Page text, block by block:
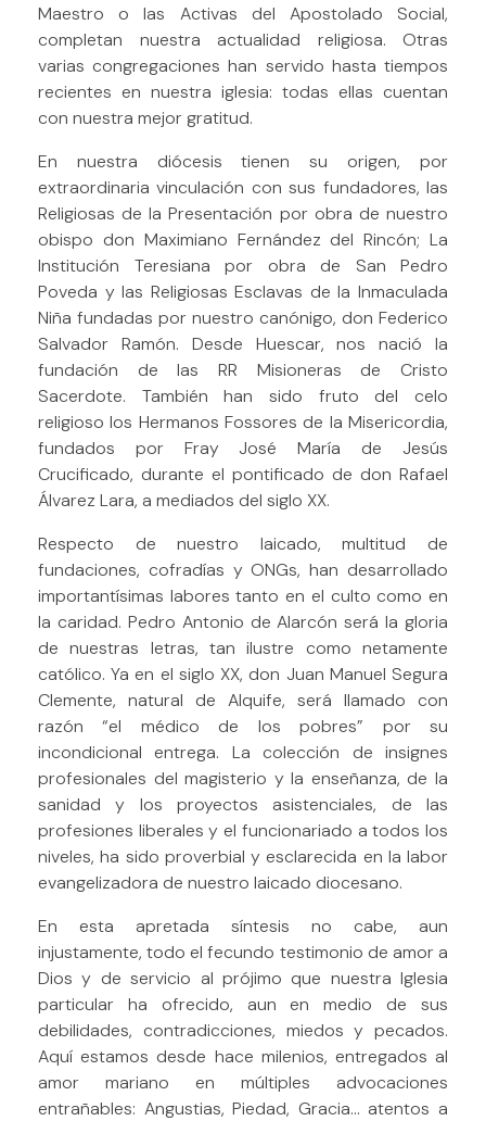
Maestro o las Activas del Apostolado Social,
completan nuestra actualidad religiosa. Otras
varias congregaciones han servido hasta tiempos
recientes en nuestra iglesia: todas ellas cuentan
con nuestra mejor gratitud.
En nuestra diócesis tienen su origen, por
extraordinaria vinculación con sus fundadores, las
Religiosas de la Presentación por obra de nuestro
obispo don Maximiano Fernández del Rincón; La
Institución Teresiana por obra de San Pedro
Poveda y las Religiosas Esclavas de la Inmaculada
Niña fundadas por nuestro canónigo, don Federico
Salvador Ramón. Desde Huescar, nos nació la
fundación de las RR Misioneras de Cristo
Sacerdote. También han sido fruto del celo
religioso los Hermanos Fossores de la Misericordia,
fundados por Fray José María de Jesús
Crucificado, durante el pontificado de don Rafael
Álvarez Lara, a mediados del siglo XX.
Respecto de nuestro laicado, multitud de
fundaciones, cofradías y ONGs, han desarrollado
importantísimas labores tanto en el culto como en
la caridad. Pedro Antonio de Alarcón será la gloria
de nuestras letras, tan ilustre como netamente
católico. Ya en el siglo XX, don Juan Manuel Segura
Clemente, natural de Alquife, será llamado con
razón “el médico de los pobres” por su
incondicional entrega. La colección de insignes
profesionales del magisterio y la enseñanza, de la
sanidad y los proyectos asistenciales, de las
profesiones liberales y el funcionariado a todos los
niveles, ha sido proverbial y esclarecida en la labor
evangelizadora de nuestro laicado diocesano.
En esta apretada síntesis no cabe, aun
injustamente, todo el fecundo testimonio de amor a
Dios y de servicio al prójimo que nuestra Iglesia
particular ha ofrecido, aun en medio de sus
debilidades, contradicciones, miedos y pecados.
Aquí estamos desde hace milenios, entregados al
amor mariano en múltiples advocaciones
entrañables: Angustias, Piedad, Gracia… atentos a